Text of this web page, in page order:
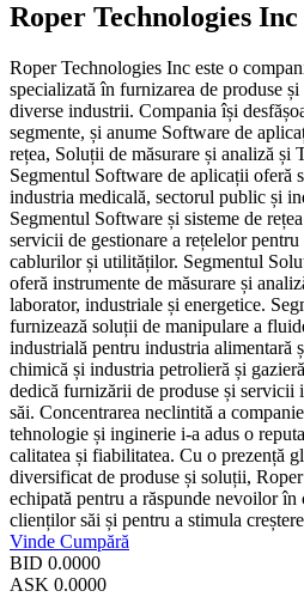
Roper Technologies Inc
Roper Technologies Inc este o
specializată în furnizarea de produse
diverse industrii. Compania își
segmente, și anume Software de
rețea, Soluții de măsurare și analiză și
Segmentul Software de aplicații oferă
industria medicală, sectorul public și
Segmentul Software și sisteme de
servicii de gestionare a rețelelor
cablurilor și utilităților. Segmentul
oferă instrumente de măsurare și
laborator, industriale și energetice.
furnizează soluții de manipulare a
industrială pentru industria alimentară
chimică și industria petrolieră și
dedică furnizării de produse și
săi. Concentrarea neclintită a
tehnologie și inginerie i-a adus o
calitatea și fiabilitatea. Cu o prezență
diversificat de produse și soluții,
echipată pentru a răspunde nevoilor în
clienților săi și pentru a stimula
Vinde Cumpără
BID 0.0000
ASK 0.0000